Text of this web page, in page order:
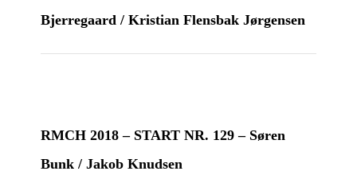
Bjerregaard / Kristian Flensbak Jørgensen
RMCH 2018 – START NR. 129 – Søren
Bunk / Jakob Knudsen